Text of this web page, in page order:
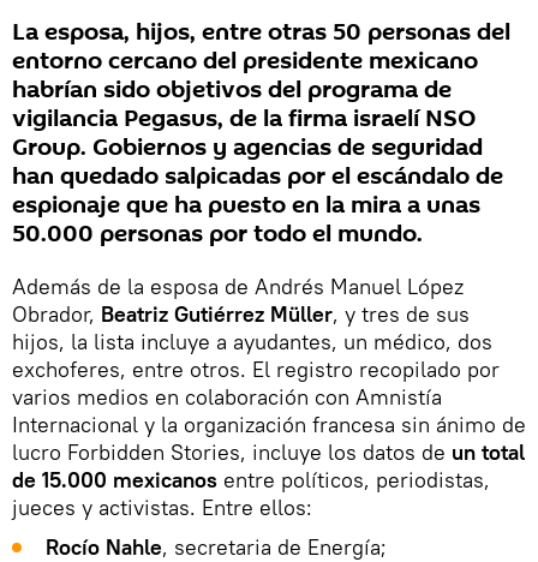
La esposa, hijos, entre otras 50 personas del
entorno cercano del presidente mexicano
habrían sido objetivos del programa de
vigilancia Pegasus, de la firma israelí NSO
Group. Gobiernos y agencias de seguridad
han quedado salpicadas por el escándalo de
espionaje que ha puesto en la mira a unas
50.000 personas por todo el mundo.
Además de la esposa de Andrés Manuel López
Obrador, Beatriz Gutiérrez Müller, y tres de sus
hijos, la lista incluye a ayudantes, un médico, dos
exchoferes, entre otros. El registro recopilado por
varios medios en colaboración con Amnistía
Internacional y la organización francesa sin ánimo de
lucro Forbidden Stories, incluye los datos de un total
de 15.000 mexicanos entre políticos, periodistas,
jueces y activistas. Entre ellos:
Rocío Nahle, secretaria de Energía;